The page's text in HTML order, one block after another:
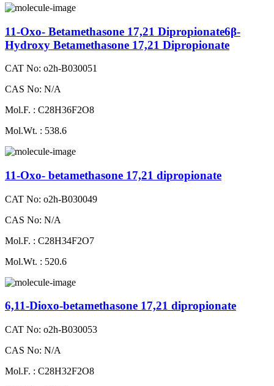
11-Oxo- Betamethasone 17,21 Dipropionate6β-
Hydroxy Betamethasone 17,21 Dipropionate
CAT No: o2h-B030051
CAS No: N/A
Mol.F. : C28H36F2O8
Mol.Wt. : 538.6
11-Oxo- betamethasone 17,21 dipropionate
CAT No: o2h-B030049
CAS No: N/A
Mol.F. : C28H34F2O7
Mol.Wt. : 520.6
6,11-Dioxo-betamethasone 17,21 dipropionate
CAT No: o2h-B030053
CAS No: N/A
Mol.F. : C28H32F2O8